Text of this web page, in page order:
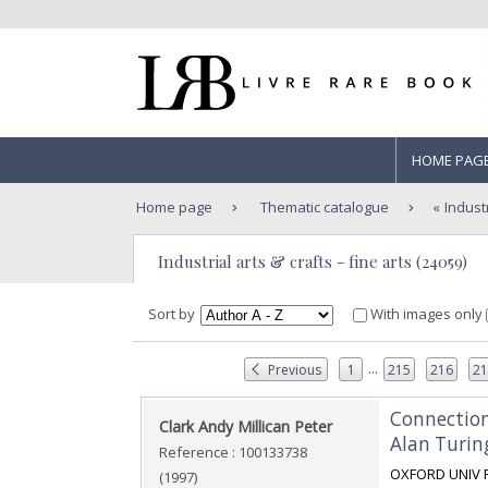
HOME
Home page Thematic catalogue
Industrial arts & crafts - fine arts (24059)
Sort by With images only
Previous 1 ... 215 216
‎Clark Andy Millican Peter‎
Reference : 100133738
(1997)
Alan
‎OXFORD